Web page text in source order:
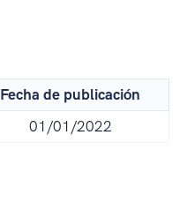
Fecha de publicación
01/01/2022